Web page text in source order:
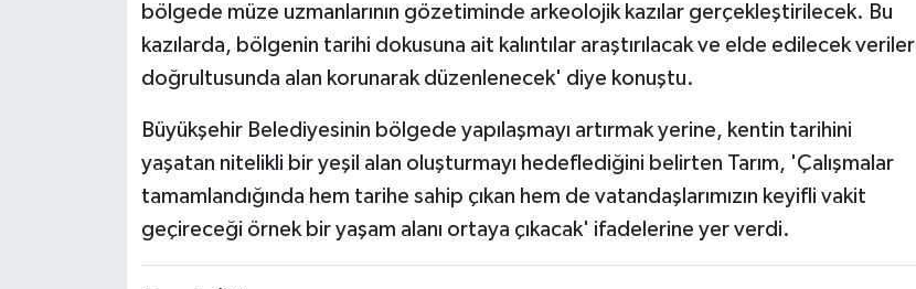
bölgede müze uzmanlarının gözetiminde arkeolojik kazılar gerçekleştirilecek. Bu
kazılarda, bölgenin tarihi dokusuna ait kalıntılar araştırılacak ve elde edilecek veriler
doğrultusunda alan korunarak düzenlenecek' diye konuştu.
Büyükşehir Belediyesinin bölgede yapılaşmayı artırmak yerine, kentin tarihini
yaşatan nitelikli bir yeşil alan oluşturmayı hedeflediğini belirten Tarım, 'Çalışmalar
tamamlandığında hem tarihe sahip çıkan hem de vatandaşlarımızın keyifli vakit
geçireceği örnek bir yaşam alanı ortaya çıkacak' ifadelerine yer verdi.